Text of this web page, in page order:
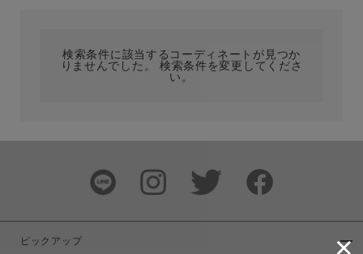
ブランド
検索条件に該当するコーディネートが見つか
りませんでした。 検索条件を変更してくださ
い。
ピックアップ